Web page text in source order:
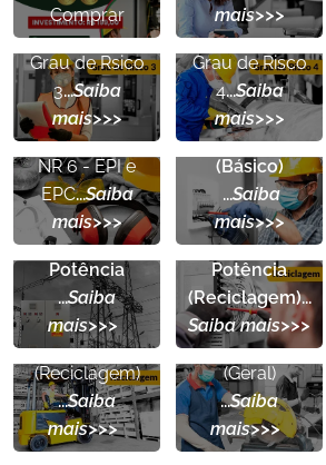
Comprar
mais>>>
NR 5 CIPA-
Grau de Rsico
3...Saiba
mais>>>
NR 5 CIPA-
Grau de Risco
4...Saiba
mais>>>
NR 6- EPI e
EPC...Saiba
mais>>>
NR 10 -
Segurança
Elétrica
(Básico)
...Saiba
mais>>>
NR 10 SEP-
Sistema
Elétrico e
Potência
...Saiba
mais>>>
NR 10 SEP-
Sistema
Elétrico de
Potência
(Reciclagem)...
Saiba mais>>>
NR 11-
Transp., Mov.,
Armazenamen
to e Manuseio
de Materiais
(Reciclagem)
...Saiba
mais>>>
NR 12
- Segurança
no Trabalho
em
Máquinas e
Equipamentos
(Geral)
...Saiba
mais>>>
NR 13-
Segurança na
Operação de
Caldeiras
(Online
Complementa
NR 13-
Unidades de
Processo
(Online